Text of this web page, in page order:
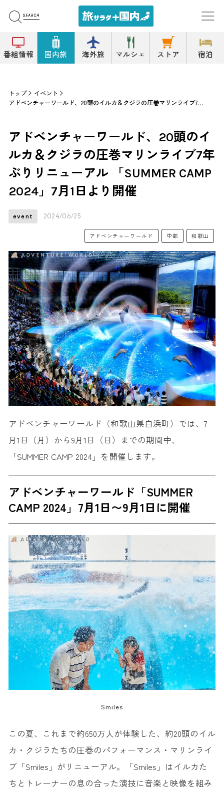
番組情報 国内旅 海外旅 マルシェ ストア 宿泊
トップ
イベント
アドベンチャーワールド、20頭のイルカ＆クジラの圧巻マリンライブ7年ぶりリニューアル 「SUMMER CAMP 2024」7月1日より開催
アドベンチャーワールド、20頭のイ
ルカ＆クジラの圧巻マリンライブ7年
ぶりリニューアル 「SUMMER CAMP
2024」7月1日より開催
event 2024/06/25
アドベンチャーワールド 中部 和歌山
アドベンチャーワールド（和歌山県白浜町）では、7
月1日（月）から9月1日（日）までの期間中、
「SUMMER CAMP 2024」を開催します。
アドベンチャーワールド「SUMMER
CAMP 2024」7月1日〜9月1日に開催
Smiles
この夏、これまで約650万人が体験した、約20頭のイル
カ・クジラたちの圧巻のパフォーマンス・マリンライ
ブ「Smiles」がリニューアル。「Smiles」はイルカた
ちとトレーナーの息の合った演技に音楽と映像を組み